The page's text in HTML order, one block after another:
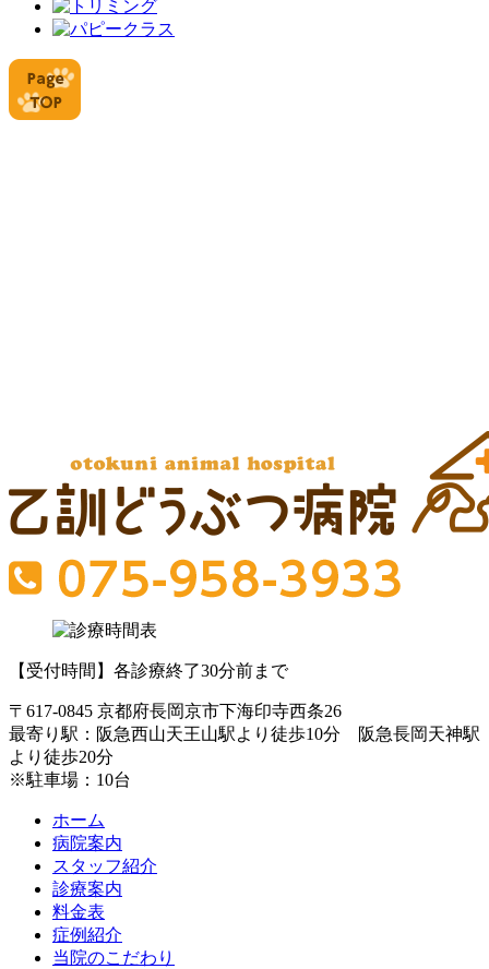
【受付時間】各診療終了30分前まで
〒617-0845 京都府長岡京市下海印寺西条26
最寄り駅：阪急西山天王山駅より徒歩10分 阪急長岡天神駅
より徒歩20分
※駐車場：10台
ホーム
病院案内
スタッフ紹介
診療案内
料金表
症例紹介
当院のこだわり